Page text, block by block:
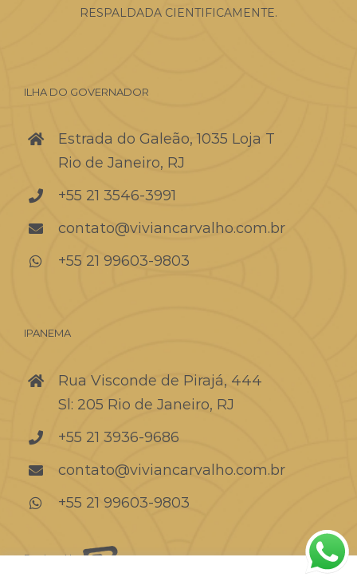
RESPALDADA CIENTIFICAMENTE.
ILHA DO GOVERNADOR
Estrada do Galeão, 1035 Loja T
Rio de Janeiro, RJ
+55 21 3546-3991
contato@viviancarvalho.com.br
+55 21 99603-9803
IPANEMA
Rua Visconde de Pirajá, 444
Sl: 205 Rio de Janeiro, RJ
+55 21 3936-9686
contato@viviancarvalho.com.br
+55 21 99603-9803
Developed by: